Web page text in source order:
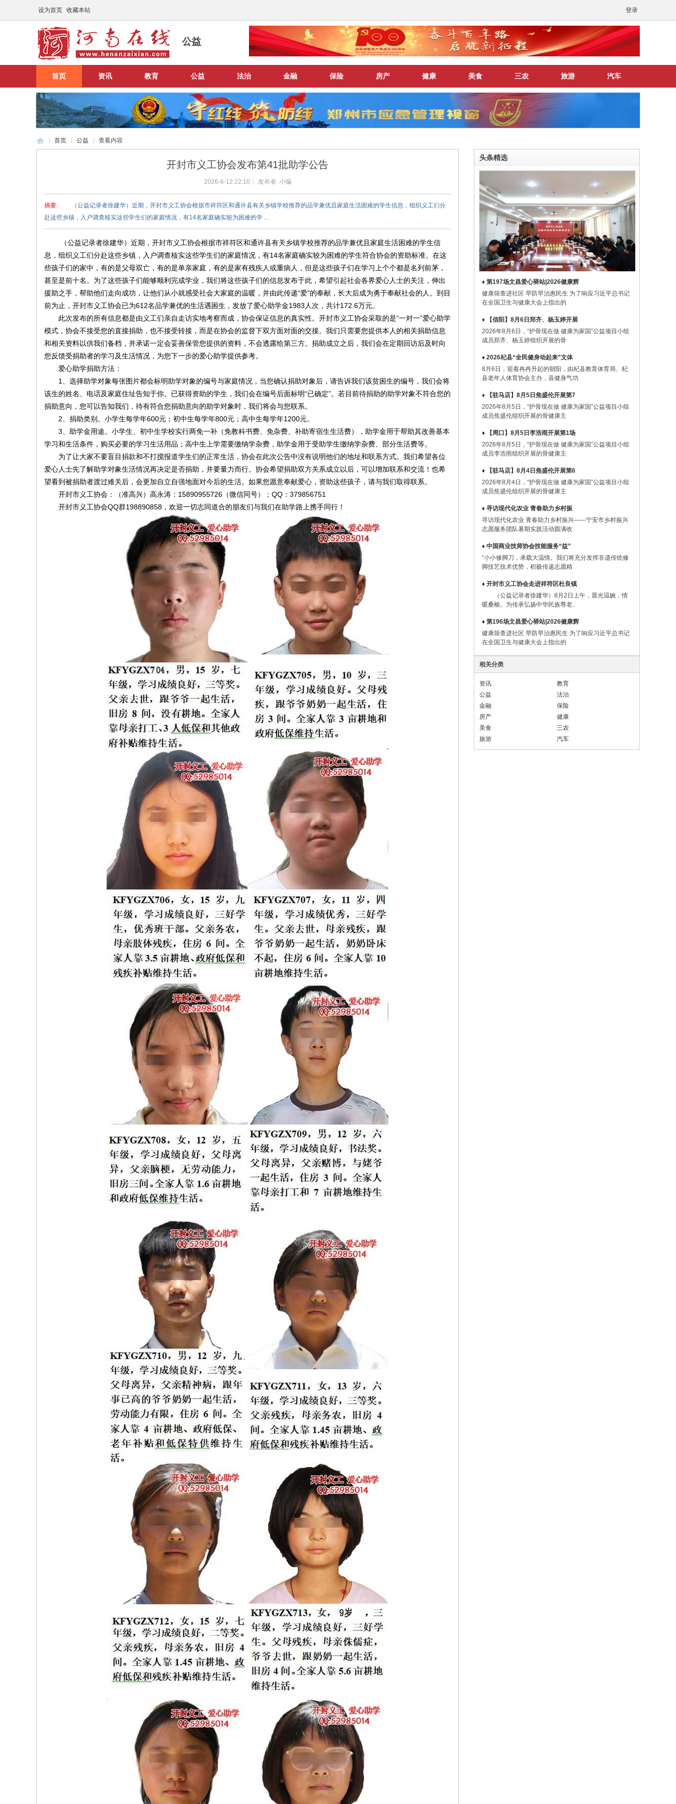
设为首页 收藏本站 登录
公益
首页 资讯 教育 公益 法治 金融 保险 房产 健康 美食 三农 旅游 汽车
首页 公益 查看内容
开封市义工协会发布第41批助学公告
2026-6-12 22:10 发布者: 小编
摘要: （公益记录者徐建华）近期，开封市义工协会根据市祥符区和通许县有关乡镇学校推荐的品学兼优且家庭生活困难的学生信息，组织义工们分
赴这些乡镇，入户调查核实这些学生们的家庭情况，有14名家庭确实较为困难的学 ...
（公益记录者徐建华）近期，开封市义工协会根据市祥符区和通许县有关乡镇学校推荐的品学兼优且家庭生活困难的学生信
息，组织义工们分赴这些乡镇，入户调查核实这些学生们的家庭情况，有14名家庭确实较为困难的学生符合协会的资助标准。在这
些孩子们的家中，有的是父母双亡，有的是单亲家庭，有的是家有残疾人或重病人，但是这些孩子们在学习上个个都是名列前茅，
甚至是前十名。为了这些孩子们能够顺利完成学业，我们将这些孩子们的信息发布于此，希望引起社会各界爱心人士的关注，伸出
援助之手，帮助他们走向成功，让他们从小就感受社会大家庭的温暖，并由此传递“爱”的奉献，长大后成为勇于奉献社会的人。到目
前为止，开封市义工协会已为612名品学兼优的生活遇困生，发放了爱心助学金1983人次，共计172.6万元。
此次发布的所有信息都是由义工们亲自走访实地考察而成，协会保证信息的真实性。开封市义工协会采取的是“一对一”爱心助学
模式，协会不接受您的直接捐助，也不接受转接，而是在协会的监督下双方面对面的交接。我们只需要您提供本人的相关捐助信息
和相关资料以供我们备档，并承诺一定会妥善保管您提供的资料，不会透露给第三方。捐助成立之后，我们会在定期回访后及时向
您反馈受捐助者的学习及生活情况，为您下一步的爱心助学提供参考。
爱心助学捐助方法：
1、选择助学对象每张图片都会标明助学对象的编号与家庭情况，当您确认捐助对象后，请告诉我们该贫困生的编号，我们会将
该生的姓名、电话及家庭住址告知于你。已获得资助的学生，我们会在编号后面标明“已确定”。若目前待捐助的助学对象不符合您的
捐助意向，您可以告知我们，待有符合您捐助意向的助学对象时，我们将会与您联系。
2、捐助类别。小学生每学年600元；初中生每学年800元；高中生每学年1200元。
3、助学金用途。小学生、初中生学校实行两免一补（免教科书费、免杂费、补助寄宿生生活费），助学金用于帮助其改善基本
学习和生活条件，购买必要的学习生活用品；高中生上学需要缴纳学杂费，助学金用于受助学生缴纳学杂费、部分生活费等。
为了让大家不要盲目捐款和不打搅报道学生们的正常生活，协会在此次公告中没有说明他们的地址和联系方式。我们希望各位
爱心人士先了解助学对象生活情况再决定是否捐助，并要量力而行。协会希望捐助双方关系成立以后，可以增加联系和交流！也希
望看到被捐助者渡过难关后，会更加自立自强地面对今后的生活。如果您愿意奉献爱心，资助这些孩子，请与我们取得联系。
开封市义工协会：（准高兴）高永涛：15890955726（微信同号）；QQ：379856751
开封市义工协会QQ群198890858，欢迎一切志同道合的朋友们与我们在助学路上携手同行！
头条精选
♦ 第197场文昌爱心驿站|2026健康辉
健康筛查进社区 早防早治惠民生 为了响应习近平总书记
在全国卫生与健康大会上指出的
♦ 【信阳】8月6日郑齐、杨玉婷开展
2026年8月6日，“护骨现在做 健康为家国”公益项目小组
成员郑齐、杨玉婷组织开展的骨
♦ 2026杞县“全民健身动起来”文体
8月6日，迎着冉冉升起的朝阳，由杞县教育体育局、杞
县老年人体育协会主办，县健身气功
♦ 【驻马店】8月5日焦盛伦开展第7
2026年8月5日，“护骨现在做 健康为家国”公益项目小组
成员焦盛伦组织开展的骨健康主
♦ 【周口】8月5日李浩雨开展第1场
2026年8月5日，“护骨现在做 健康为家国”公益项目小组
成员李浩雨组织开展的骨健康主
♦ 【驻马店】8月4日焦盛伦开展第6
2026年8月4日，“护骨现在做 健康为家国”公益项目小组
成员焦盛伦组织开展的骨健康主
♦ 寻访现代化农业 青春助力乡村振
寻访现代化农业 青春助力乡村振兴——宁安市乡村振兴
志愿服务团队暑期实践活动圆满收
♦ 中国商业技师协会技能服务“益”
“小小修脚刀，承载大温情。我们将充分发挥非遗传统修
脚技艺技术优势，积极传递志愿精
♦ 开封市义工协会走进祥符区杜良镇
（公益记录者徐建华）8月2日上午，晨光温婉，情
暖桑榆。为传承弘扬中华民族尊老、
♦ 第196场文昌爱心驿站|2026健康辉
健康筛查进社区 早防早治惠民生 为了响应习近平总书记
在全国卫生与健康大会上指出的
相关分类
资讯
教育
公益
法治
金融
保险
房产
健康
美食
三农
旅游
汽车